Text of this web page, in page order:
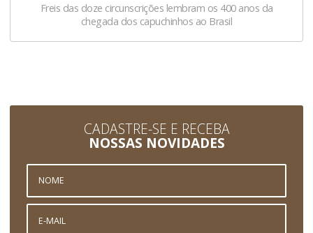
Freis das doze circunscrições lembram os 400 anos da
chegada dos capuchinhos ao Brasil
CADASTRE-SE E RECEBA
NOSSAS NOVIDADES